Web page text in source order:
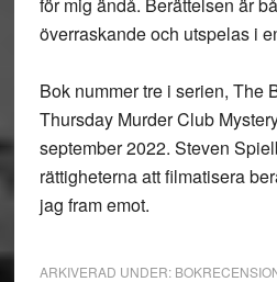
överraskande och utspelas i
Bok nummer tre i serien, The
Thursday Murder Club
september 2022. Steven
rättigheterna att filmatisera
jag fram emot.
ARKIVERAD UNDER: